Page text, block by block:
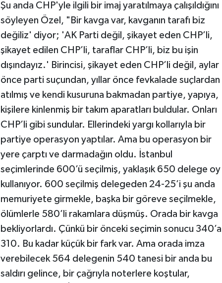
Şu anda CHP'yle ilgili bir imaj yaratılmaya çalışıldığını
söyleyen Özel, "Bir kavga var, kavganın tarafı biz
değiliz' diyor; 'AK Parti değil, şikayet eden CHP’li,
şikayet edilen CHP’li, taraflar CHP’li, biz bu işin
dışındayız.' Birincisi, şikayet eden CHP’li değil, aylar
önce parti suçundan, yıllar önce fevkalade suçlardan
atılmış ve kendi kusuruna bakmadan partiye, yapıya,
kişilere kinlenmiş bir takım aparatları buldular. Onları
CHP’li gibi sundular. Ellerindeki yargı kollarıyla bir
partiye operasyon yaptılar. Ama bu operasyon bir
yere çarptı ve darmadağın oldu. İstanbul
seçimlerinde 600’ü seçilmiş, yaklaşık 650 delege oy
kullanıyor. 600 seçilmiş delegeden 24-25’i şu anda
memuriyete girmekle, başka bir göreve seçilmekle,
ölümlerle 580’li rakamlara düşmüş. Orada bir kavga
bekliyorlardı. Çünkü bir önceki seçimin sonucu 340’a
310. Bu kadar küçük bir fark var. Ama orada imza
verebilecek 564 delegenin 540 tanesi bir anda bu
saldırı gelince, bir çağrıyla noterlere koştular,